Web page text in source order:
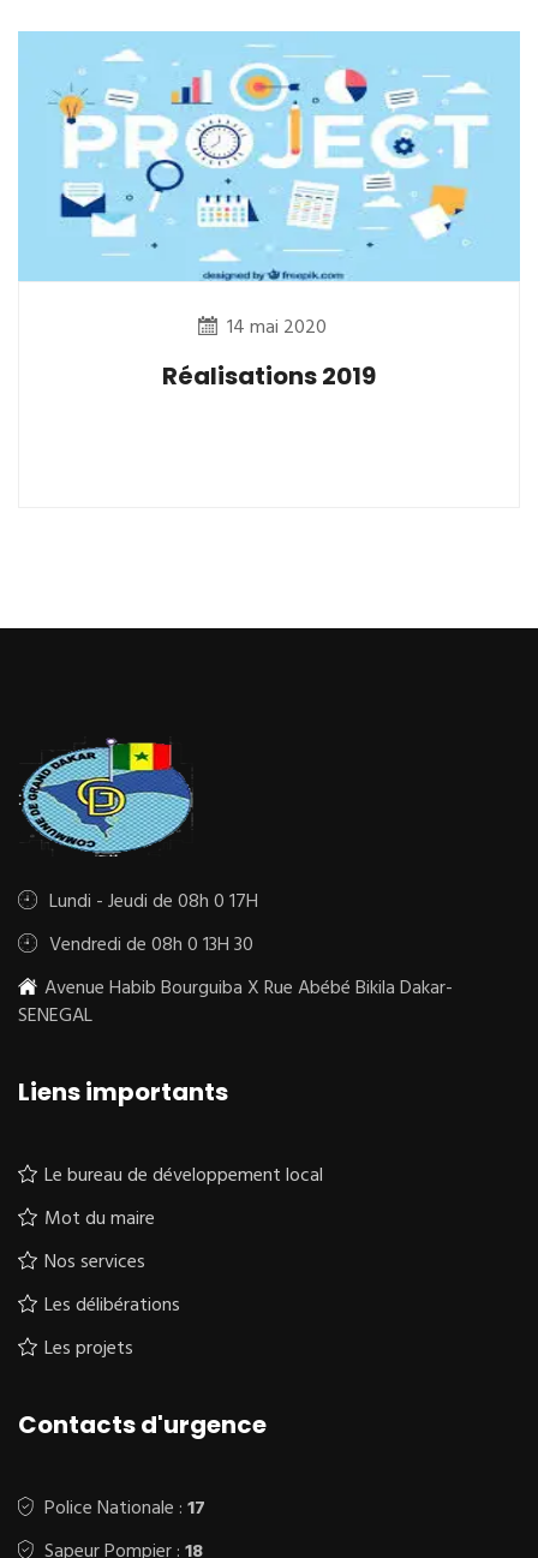
14 mai 2020
Réalisations 2019
Lundi - Jeudi de 08h 0 17H
Vendredi de 08h 0 13H 30
Avenue Habib Bourguiba X Rue Abébé Bikila Dakar-
SENEGAL
Liens importants
Le bureau de développement local
Mot du maire
Nos services
Les délibérations
Les projets
Contacts d'urgence
Police Nationale :17
Sapeur Pompier :18